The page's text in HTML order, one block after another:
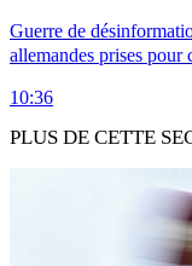
Guerre de
allemandes prises pour
10:36
PLUS DE CETTE